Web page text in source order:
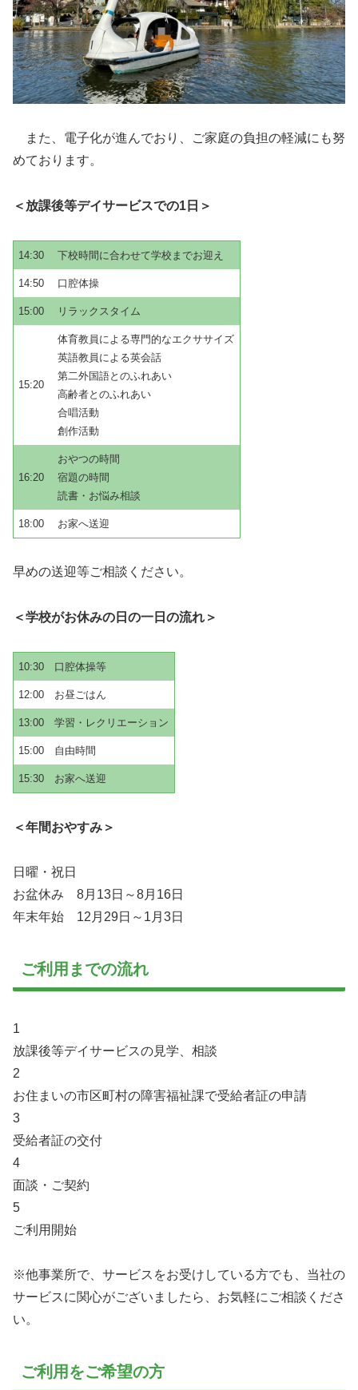
また、電子化が進んでおり、ご家庭の負担の軽減にも努
めております。
＜放課後等デイサービスでの1日＞
14:30 下校時間に合わせて学校までお迎え
14:50 口腔体操
15:00 リラックスタイム
15:20
体育教員による専門的なエクササイズ
英語教員による英会話
第二外国語とのふれあい
高齢者とのふれあい
合唱活動
創作活動
16:20
おやつの時間
宿題の時間
読書・お悩み相談
18:00 お家へ送迎
早めの送迎等ご相談ください。
＜学校がお休みの日の一日の流れ＞
10:30 口腔体操等
12:00 お昼ごはん
13:00 学習・レクリエーション
15:00 自由時間
15:30 お家へ送迎
＜年間おやすみ＞
日曜・祝日
お盆休み 8月13日～8月16日
年末年始 12月29日～1月3日
ご利用までの流れ
1
放課後等デイサービスの見学、相談
2
お住まいの市区町村の障害福祉課で受給者証の申請
3
受給者証の交付
4
面談・ご契約
5
ご利用開始
※他事業所で、サービスをお受けしている方でも、当社の
サービスに関心がございましたら、お気軽にご相談くださ
い。
ご利用をご希望の方